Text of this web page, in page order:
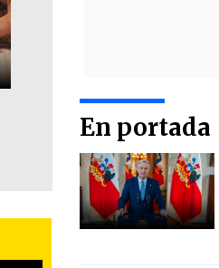
En portada